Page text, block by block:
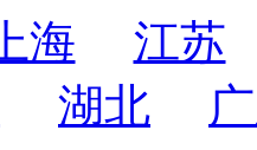
上海
江苏
湖北